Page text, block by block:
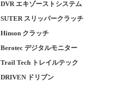
DVR エキゾーストシステム
SUTER スリッパークラッチ
Hinson クラッチ
Berotec デジタルモニター
Trail Tech トレイルテック
DRIVEN ドリブン